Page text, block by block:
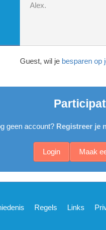
Alex.
Guest, wil je besparen op
geen account? Registreer je
Maak
Login
Regels Links